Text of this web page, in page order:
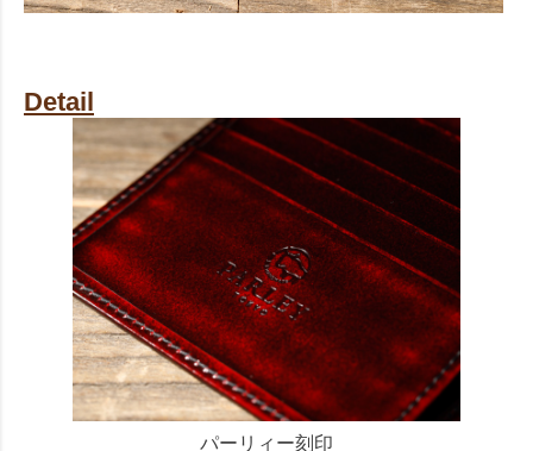
Detail
パーリィー刻印